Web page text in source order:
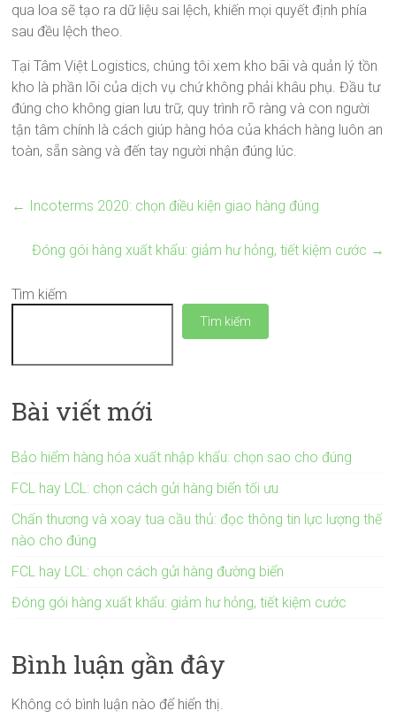
qua loa sẽ tạo ra dữ liệu sai lệch, khiến mọi quyết định phía
sau đều lệch theo.
Tại Tâm Việt Logistics, chúng tôi xem kho bãi và quản lý tồn
kho là phần lõi của dịch vụ chứ không phải khâu phụ. Đầu tư
đúng cho không gian lưu trữ, quy trình rõ ràng và con người
tận tâm chính là cách giúp hàng hóa của khách hàng luôn an
toàn, sẵn sàng và đến tay người nhận đúng lúc.
← Incoterms 2020: chọn điều kiện giao hàng đúng
Đóng gói hàng xuất khẩu: giảm hư hỏng, tiết kiệm cước →
Tìm kiếm
Tìm kiếm
Bài viết mới
Bảo hiểm hàng hóa xuất nhập khẩu: chọn sao cho đúng
FCL hay LCL: chọn cách gửi hàng biển tối ưu
Chấn thương và xoay tua cầu thủ: đọc thông tin lực lượng thế
nào cho đúng
FCL hay LCL: chọn cách gửi hàng đường biển
Đóng gói hàng xuất khẩu: giảm hư hỏng, tiết kiệm cước
Bình luận gần đây
Không có bình luận nào để hiển thị.